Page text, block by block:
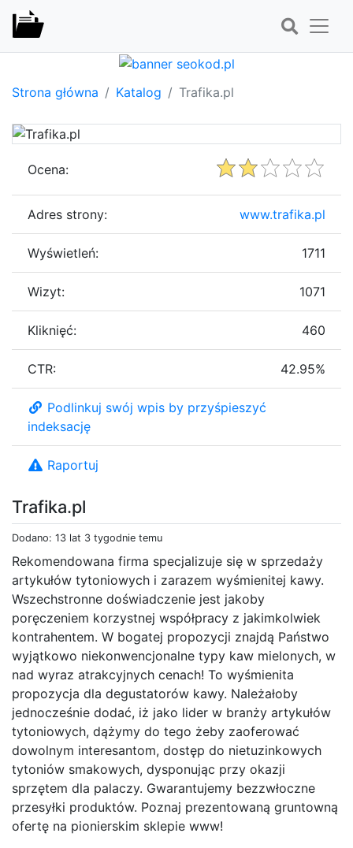
Strona główna Katalog Trafika.pl
Trafika.pl
Dodano: 13 lat 3 tygodnie temu
Rekomendowana firma specjalizuje się w sprzedaży
artykułów tytoniowych i zarazem wyśmienitej kawy.
Wszechstronne doświadczenie jest jakoby
poręczeniem korzystnej współpracy z jakimkolwiek
kontrahentem. W bogatej propozycji znajdą Państwo
wyjątkowo niekonwencjonalne typy kaw mielonych, w
nad wyraz atrakcyjnych cenach! To wyśmienita
propozycja dla degustatorów kawy. Należałoby
jednocześnie dodać, iż jako lider w branży artykułów
tytoniowych, dążymy do tego żeby zaoferować
dowolnym interesantom, dostęp do nietuzinkowych
tytoniów smakowych, dysponując przy okazji
sprzętem dla palaczy. Gwarantujemy bezzwłoczne
przesyłki produktów. Poznaj prezentowaną gruntowną
ofertę na pionierskim sklepie www!
Ocena:
Adres strony: www.trafika.pl
Wyświetleń: 1711
Wizyt: 1071
Kliknięć: 460
CTR: 42.95%
Podlinkuj swój wpis by przyśpieszyć
indeksację
Raportuj